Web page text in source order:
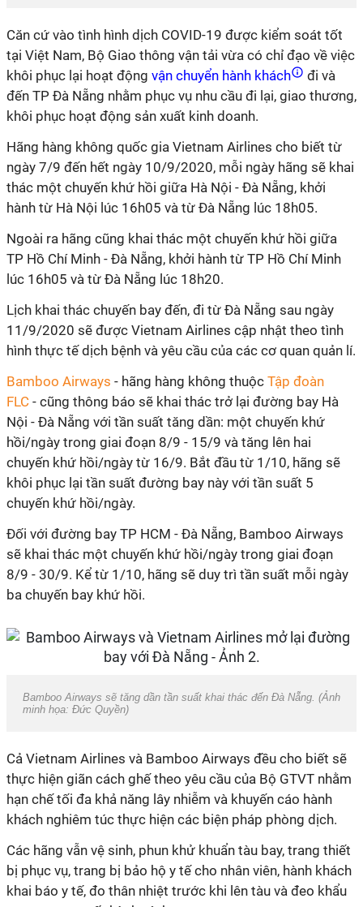
Căn cứ vào tình hình dịch COVID-19 được kiểm soát tốt
tại Việt Nam, Bộ Giao thông vận tải vừa có chỉ đạo về việc
khôi phục lại hoạt động vận chuyển hành khách
đi và
đến TP Đà Nẵng nhằm phục vụ nhu cầu đi lại, giao thương,
khôi phục hoạt động sản xuất kinh doanh.
Hãng hàng không quốc gia Vietnam Airlines cho biết từ
ngày 7/9 đến hết ngày 10/9/2020, mỗi ngày hãng sẽ khai
thác một chuyến khứ hồi giữa Hà Nội - Đà Nẵng, khởi
hành từ Hà Nội lúc 16h05 và từ Đà Nẵng lúc 18h05.
Ngoài ra hãng cũng khai thác một chuyến khứ hồi giữa
TP Hồ Chí Minh - Đà Nẵng, khởi hành từ TP Hồ Chí Minh
lúc 16h05 và từ Đà Nẵng lúc 18h20.
Lịch khai thác chuyến bay đến, đi từ Đà Nẵng sau ngày
11/9/2020 sẽ được Vietnam Airlines cập nhật theo tình
hình thực tế dịch bệnh và yêu cầu của các cơ quan quản lí.
Bamboo Airways - hãng hàng không thuộc Tập đoàn
FLC - cũng thông báo sẽ khai thác trở lại đường bay Hà
Nội - Đà Nẵng với tần suất tăng dần: một chuyến khứ
hồi/ngày trong giai đoạn 8/9 - 15/9 và tăng lên hai
chuyến khứ hồi/ngày từ 16/9. Bắt đầu từ 1/10, hãng sẽ
khôi phục lại tần suất đường bay này với tần suất 5
chuyến khứ hồi/ngày.
Đối với đường bay TP HCM - Đà Nẵng, Bamboo Airways
sẽ khai thác một chuyến khứ hồi/ngày trong giai đoạn
8/9 - 30/9. Kể từ 1/10, hãng sẽ duy trì tần suất mỗi ngày
ba chuyến bay khứ hồi.
Bamboo Airways sẽ tăng dần tần suất khai thác đến Đà Nẵng. (Ảnh
minh họa: Đức Quyền)
Cả Vietnam Airlines và Bamboo Airways đều cho biết sẽ
thực hiện giãn cách ghế theo yêu cầu của Bộ GTVT nhằm
hạn chế tối đa khả năng lây nhiễm và khuyến cáo hành
khách nghiêm túc thực hiện các biện pháp phòng dịch.
Các hãng vẫn vệ sinh, phun khử khuẩn tàu bay, trang thiết
bị phục vụ, trang bị bảo hộ y tế cho nhân viên, hành khách
khai báo y tế, đo thân nhiệt trước khi lên tàu và đeo khẩu